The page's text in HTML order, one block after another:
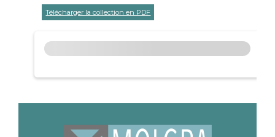
Télécharger la collection en PDF